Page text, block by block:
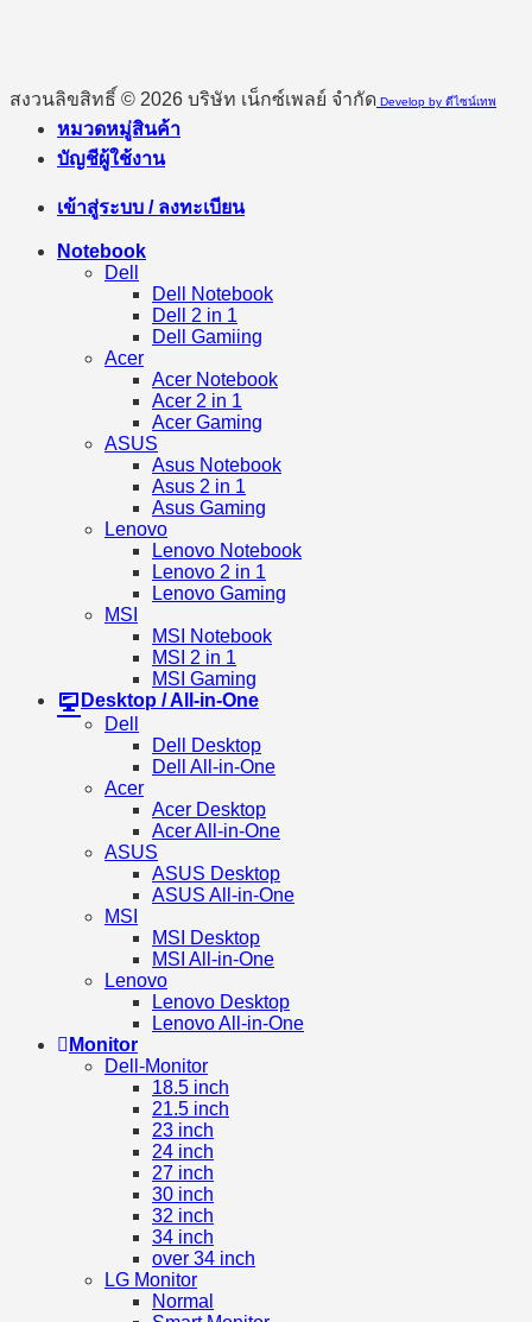
สงวนลิขสิทธิ์ © 2026 บริษัท เน็กซ์เพลย์ จำกัด Develop by ดีไซน์เทพ
หมวดหมู่สินค้า
บัญชีผู้ใช้งาน
เข้าสู่ระบบ / ลงทะเบียน
Notebook
Dell
Dell Notebook
Dell 2 in 1
Dell Gamiing
Acer
Acer Notebook
Acer 2 in 1
Acer Gaming
ASUS
Asus Notebook
Asus 2 in 1
Asus Gaming
Lenovo
Lenovo Notebook
Lenovo 2 in 1
Lenovo Gaming
MSI
MSI Notebook
MSI 2 in 1
MSI Gaming
Desktop / All-in-One
Dell
Dell Desktop
Dell All-in-One
Acer
Acer Desktop
Acer All-in-One
ASUS
ASUS Desktop
ASUS All-in-One
MSI
MSI Desktop
MSI All-in-One
Lenovo
Lenovo Desktop
Lenovo All-in-One
Monitor
Dell-Monitor
18.5 inch
21.5 inch
23 inch
24 inch
27 inch
30 inch
32 inch
34 inch
over 34 inch
LG Monitor
Normal